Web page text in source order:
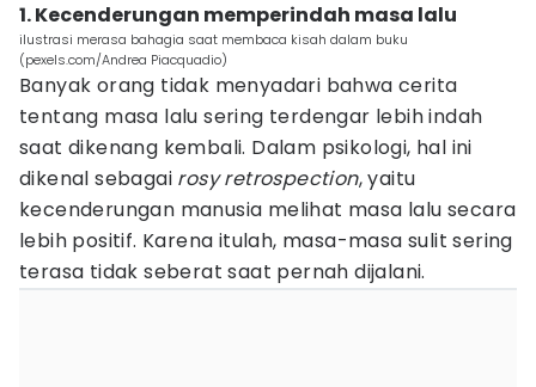
1. Kecenderungan memperindah masa lalu
ilustrasi merasa bahagia saat membaca kisah dalam buku
(pexels.com/Andrea Piacquadio)
Banyak orang tidak menyadari bahwa cerita
tentang masa lalu sering terdengar lebih indah
saat dikenang kembali. Dalam psikologi, hal ini
dikenal sebagai rosy retrospection, yaitu
kecenderungan manusia melihat masa lalu secara
lebih positif. Karena itulah, masa-masa sulit sering
terasa tidak seberat saat pernah dijalani.